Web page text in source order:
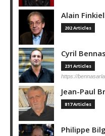
Alain
202 Articles
Cyril
231 Articles
https://
Jean-Paul
817 Articles
Philippe